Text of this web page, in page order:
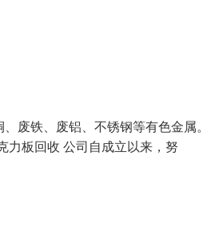
废铁、废铝、不锈钢等有色金属
力板回收 公司自成立以来，努